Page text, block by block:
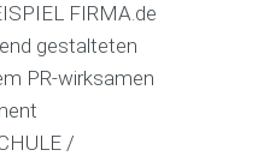
FIRMA.de
gestalteten
PR-wirksamen
/